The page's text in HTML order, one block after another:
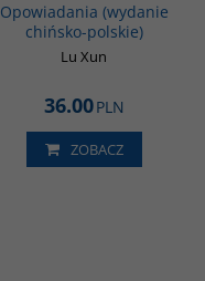
Opowiadania (wydanie
chińsko-polskie)
Lu Xun
36.00PLN
ZOBACZ